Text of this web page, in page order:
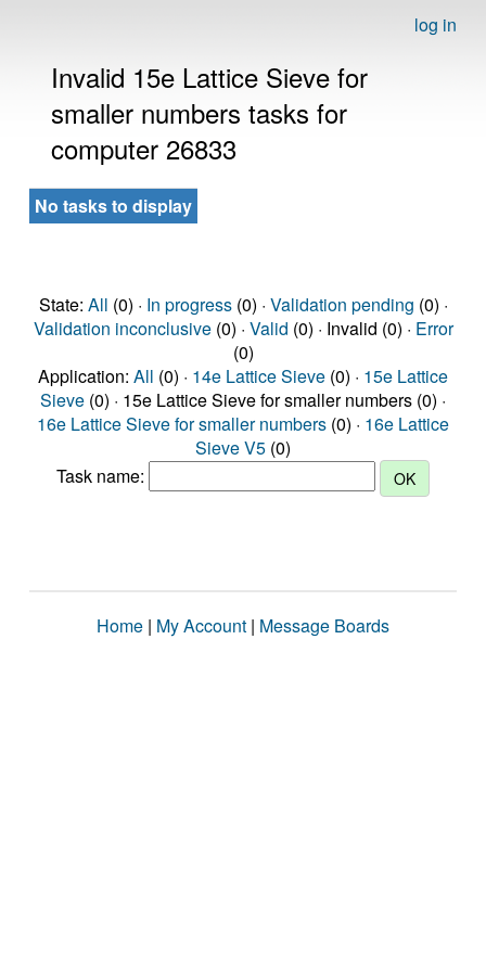
log in
Invalid 15e Lattice Sieve for
smaller numbers tasks for
computer 26833
No tasks to display
State: All (0) · In progress(0) · Validation pending (0) ·
Validation inconclusive(0) · Valid (0) · Invalid (0) · Error
(0)
Application: All (0) · 14e Lattice Sieve (0) · 15e Lattice
Sieve (0) · 15e Lattice Sieve for smaller numbers (0) ·
16e Lattice Sieve for smaller numbers (0) · 16e Lattice
Sieve V5 (0)
Task name:
Home | My Account | Message Boards